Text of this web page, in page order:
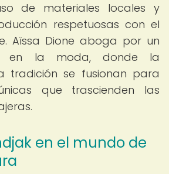
de materiales locales y
respetuosas con el
Aïssa Dione aboga por un
en la moda, donde la
tradición se fusionan para
que trascienden las
en el mundo de